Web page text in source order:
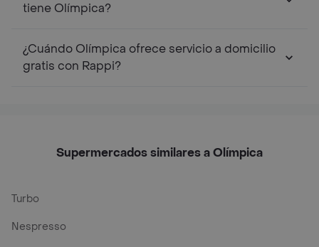
tiene Olímpica?
¿Cuándo Olímpica ofrece servicio a domicilio
gratis con Rappi?
Supermercados similares a Olímpica
Turbo
Nespresso